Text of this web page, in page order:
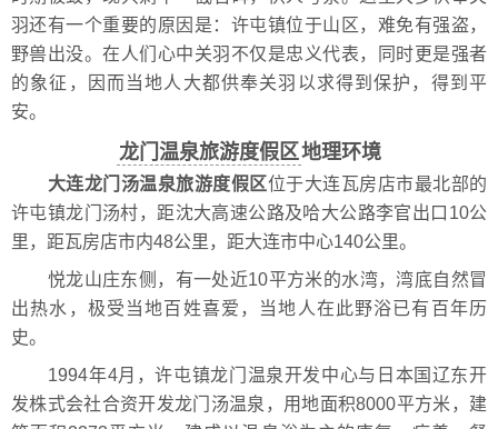
羽还有一个重要的原因是：许屯镇位于山区，难免有强盗，
野兽出没。在人们心中关羽不仅是忠义代表，同时更是强者
的象征，因而当地人大都供奉关羽以求得到保护，得到平
安。
龙门温泉旅游度假区地理环境
大连龙门汤温泉旅游度假区位于大连瓦房店市最北部的
许屯镇龙门汤村，距沈大高速公路及哈大公路李官出口10公
里，距瓦房店市内48公里，距大连市中心140公里。
悦龙山庄东侧，有一处近10平方米的水湾，湾底自然冒
出热水，极受当地百姓喜爱，当地人在此野浴已有百年历
史。
1994年4月，许屯镇龙门温泉开发中心与日本国辽东开
发株式会社合资开发龙门汤温泉，用地面积8000平方米，建